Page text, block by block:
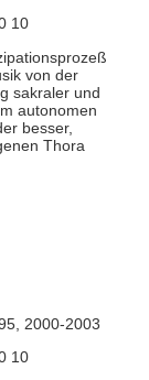
10
von der
sakraler und
autonomen
besser,
Thora
2000-2003
10